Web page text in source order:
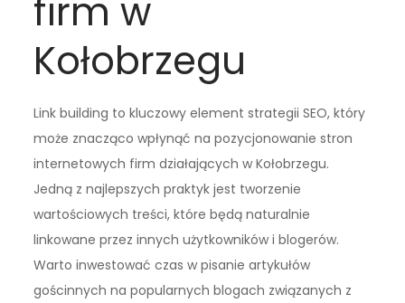
firm w
Kołobrzegu
Link building to kluczowy element strategii SEO, który
może znacząco wpłynąć na pozycjonowanie stron
internetowych firm działających w Kołobrzegu.
Jedną z najlepszych praktyk jest tworzenie
wartościowych treści, które będą naturalnie
linkowane przez innych użytkowników i blogerów.
Warto inwestować czas w pisanie artykułów
gościnnych na popularnych blogach związanych z